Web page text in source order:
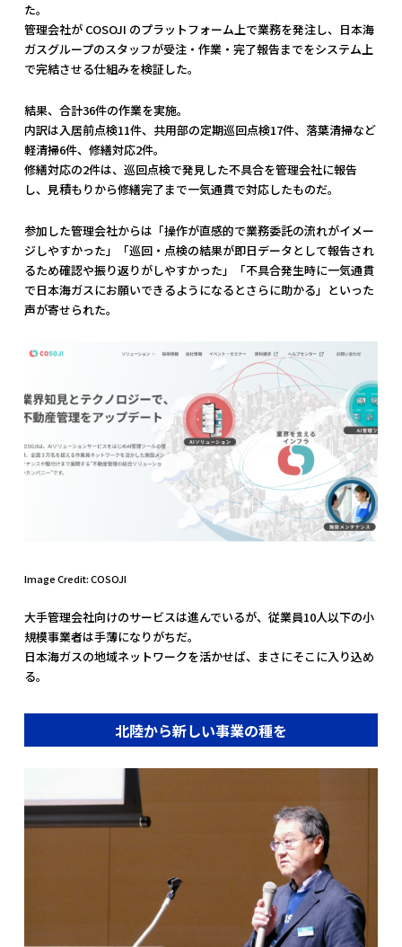
た。
管理会社が COSOJI のプラットフォーム上で業務を発注し、日本海
ガスグループのスタッフが受注・作業・完了報告までをシステム上
で完結させる仕組みを検証した。
結果、合計36件の作業を実施。
内訳は入居前点検11件、共用部の定期巡回点検17件、落葉清掃など
軽清掃6件、修繕対応2件。
修繕対応の2件は、巡回点検で発見した不具合を管理会社に報告
し、見積もりから修繕完了まで一気通貫で対応したものだ。
参加した管理会社からは「操作が直感的で業務委託の流れがイメー
ジしやすかった」「巡回・点検の結果が即日データとして報告され
るため確認や振り返りがしやすかった」「不具合発生時に一気通貫
で日本海ガスにお願いできるようになるとさらに助かる」といった
声が寄せられた。
Image Credit: COSOJI
大手管理会社向けのサービスは進んでいるが、従業員10人以下の小
規模事業者は手薄になりがちだ。
日本海ガスの地域ネットワークを活かせば、まさにそこに入り込め
る。
北陸から新しい事業の種を